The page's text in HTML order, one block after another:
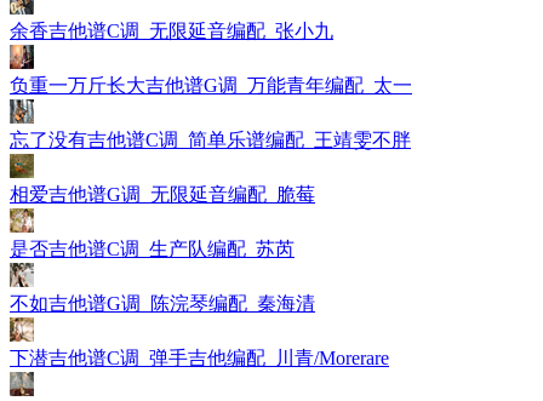
余香吉他谱C调_无限延音编配_张小九
负重一万斤长大吉他谱G调_万能青年编配_太一
忘了没有吉他谱C调_简单乐谱编配_王靖雯不胖
相爱吉他谱G调_无限延音编配_脆莓
是否吉他谱C调_生产队编配_苏芮
不如吉他谱G调_陈浣琴编配_秦海清
下潜吉他谱C调_弹手吉他编配_川青/Morerare